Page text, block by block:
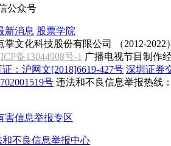
公众号
新消息 股票学院
掌文化科技股份有限公司 （2012-2022）
备13044908号-1 广播电视节目制作
：沪网文[2018]6619-427号 深圳证券
号 违法和不良信息举报热线
害信息举报专区
和不良信息举报中心